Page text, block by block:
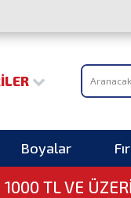
Boyalar
1000 TL VE